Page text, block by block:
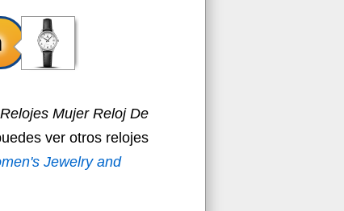
Mujer Reloj De
ver otros relojes
Jewelry and